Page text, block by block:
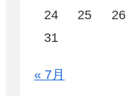
24
25 26
31
« 7月